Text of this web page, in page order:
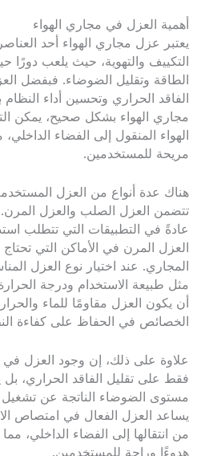
أهمية العزل في مجاري الهواء
يعتبر عزل مجاري الهواء أحد
التكييف والتهوية، حيث يلعب دورًا
الطاقة وتقليل الضوضاء. فبفضل
الفاقد الحراري وتحسين أداء
مجاري الهواء بشكل صحيح، يمكن
الهواء المنقول إلى الفضاء
مريحة للمستخدمين.
هناك عدة أنواع من العزل
تتضمن العزل الصلب والعزل
عادةً في التطبيقات التي تتطلب
العزل المرن في الأماكن التي
المجاري. عند اختيار نوع العزل
مثل طبيعة الاستخدام ودرجة
أن يكون العزل مقاومًا للماء
الخصائص في الحفاظ على كفاءة
علاوة على ذلك، إن وجود العزل في
فقط على تقليل الفاقد الحراري،
مستوى الضوضاء الناتجة عن تشغيل
يساعد العزل الفعال في امتصاص
من انتقالها إلى الفضاء الداخلي،
هدوءًا وراحة للمستخدمين.